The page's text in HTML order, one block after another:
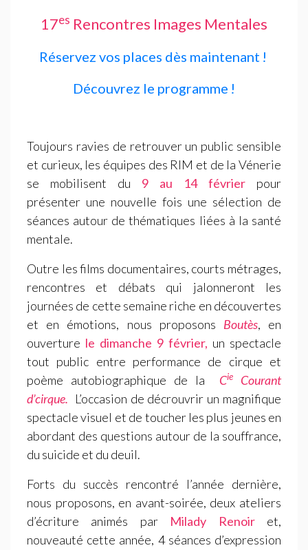
17es Rencontres Images Mentales
Réservez vos places dès maintenant !
Découvrez le programme !
Toujours ravies de retrouver un public sensible
et curieux, les équipes des RIM et de la Vénerie
se mobilisent du 9 au 14 février pour
présenter une nouvelle fois une sélection de
séances autour de thématiques liées à la santé
mentale.
Outre les films documentaires, courts métrages,
rencontres et débats qui jalonneront les
journées de cette semaine riche en découvertes
et en émotions, nous proposons Boutès, en
ouverture le dimanche 9 février, un spectacle
tout public entre performance de cirque et
poème autobiographique de la
Cie
Courant
d’cirque. L’occasion de décrouvrir un magnifique
spectacle visuel et de toucher les plus jeunes en
abordant des questions autour de la souffrance,
du suicide et du deuil.
Forts du succès rencontré l’année dernière,
nous proposons, en avant-soirée, deux ateliers
d’écriture animés par Milady Renoiret,
nouveauté cette année, 4 séances d’expression